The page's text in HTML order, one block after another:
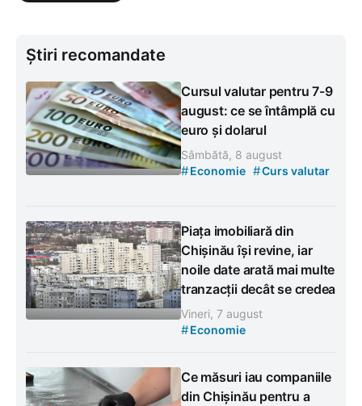
Știri recomandate
Cursul valutar pentru 7-9
august: ce se întâmplă cu
euro și dolarul
Sâmbătă, 8 august
#Economie #Curs valutar
Piața imobiliară din
Chișinău își revine, iar
noile date arată mai multe
tranzacții decât se credea
Vineri, 7 august
#Economie
Ce măsuri iau companiile
din Chișinău pentru a